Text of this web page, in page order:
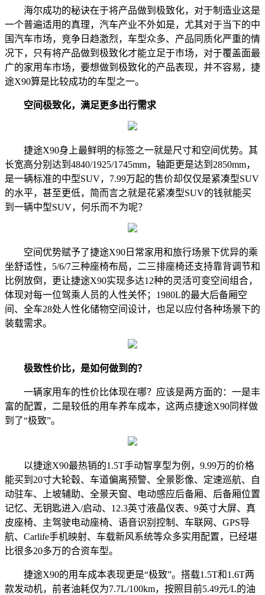
海尔成功的秘诀在于将产品做到极致化，对于制造业这是
一个普遍适用的真理，汽车产业不外如是，尤其对于当下的中
国汽车市场，竞争日趋激烈，车型众多、产品同质化严重的情
况下，只有将产品做到极致化才能立足于市场，对于覆盖面最
广的家用车市场，要想做到极致化的产品表现，并不容易，捷
途X90算是比较成功的车型之一。
空间极致化，满足更多出行需求
捷途X90身上最鲜明的标签之一就是尺寸和空间优势。其
长宽高分别达到4840/1925/1745mm，轴距更是达到2850mm，
是一辆标准的中型SUV，7.99万起的售价却仅仅是紧凑型SUV
的水平，甚至更低，简而言之就是花紧凑型SUV的钱就能买
到一辆中型SUV，何乐而不为呢？
空间优势赋予了捷途X90日常家用和旅行场景下优异的乘
坐舒适性，5/6/7三种座椅布局，二三排座椅还支持靠背调节和
比例放倒，更让捷途X90实现多达12种的灵活可变空间组合，
体现对每一位驾乘人员的人性关怀；1980L的最大后备厢空
间、全车28处人性化储物空间设计，也足以应付各种场景下的
装载需求。
极致性价比，是如何做到的？
一辆家用车的性价比体现在哪？应该是两方面的：一是丰
富的配置，二是较低的用车养车成本，这两点捷途X90同样做
到了“极致”。
以捷途X90最热销的1.5T手动智享型为例，9.99万的价格
能买到20寸大轮毂、车道偏离预警、全景影像、定速巡航、自
动驻车、上坡辅助、全景天窗、电动感应后备厢、后备厢位置
记忆、无钥匙进入/启动、12.3英寸液晶仪表、9英寸大屏、真
皮座椅、主驾驶电动座椅、语音识别控制、车联网、GPS导
航、Carlife手机映射、车载新风系统等众多实用配置，已经堪
比很多20多万的合资车型。
捷途X90的用车成本表现更是“极致”。搭载1.5T和1.6T两
款发动机，前者油耗仅为7.7L/100km，按照目前5.49元/L的油